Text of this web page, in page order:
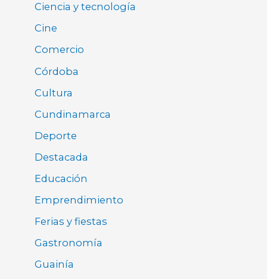
Ciencia y tecnología
Cine
Comercio
Córdoba
Cultura
Cundinamarca
Deporte
Destacada
Educación
Emprendimiento
Ferias y fiestas
Gastronomía
Guainía